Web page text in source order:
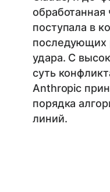
поступала в
последующих
удара. С
суть
Anthropic
порядка
линий.